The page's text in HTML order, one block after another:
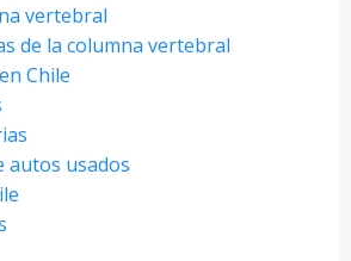
vertebral
de la columna vertebral
Chile
autos usados